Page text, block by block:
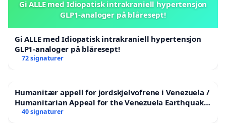
Gi ALLE med Idiopatisk intrakraniell hypertensjon
GLP1-analoger på blåresept!
Gi ALLE med Idiopatisk intrakraniell hypertensjon
GLP1-analoger på blåresept!
72 signaturer
Humanitær appell for jordskjelvofrene i Venezuela /
Humanitarian Appeal for the Venezuela Earthquake
Victims
40 signaturer